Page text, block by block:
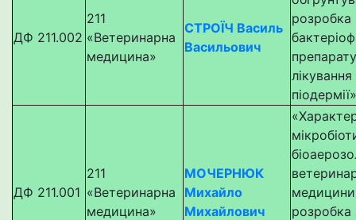
ДФ 211.002
211
«Ветеринарна
медицина»
СТРОЇЧ Василь
Васильович
розробка
піодермії»
ДФ 211.001
211
«Ветеринарна
медицина»
МОЧЕРНЮК
Михайло
Михайлович
розробка